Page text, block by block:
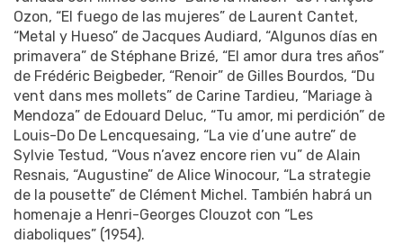
Ozon, “El fuego de las mujeres” de Laurent Cantet,
“Metal y Hueso” de Jacques Audiard, “Algunos días en
primavera” de Stéphane Brizé, “El amor dura tres años”
de Frédéric Beigbeder, “Renoir” de Gilles Bourdos, “Du
vent dans mes mollets” de Carine Tardieu, “Mariage à
Mendoza” de Edouard Deluc, “Tu amor, mi perdición” de
Louis-Do De Lencquesaing, “La vie d’une autre” de
Sylvie Testud, “Vous n’avez encore rien vu” de Alain
Resnais, “Augustine” de Alice Winocour, “La strategie
de la pousette” de Clément Michel. También habrá un
homenaje a Henri-Georges Clouzot con “Les
diaboliques” (1954).